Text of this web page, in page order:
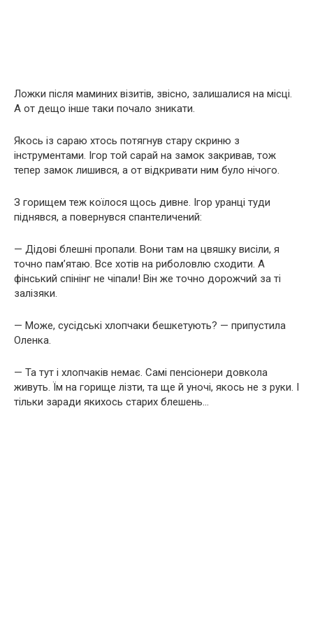
Ложки після маминих візитів, звісно, залишалися на місці.
А от дещо інше таки почало зникати.
Якось із сараю хтось потягнув стару скриню з
інструментами. Ігор той сарай на замок закривав, тож
тепер замок лишився, а от відкривати ним було нічого.
З горищем теж коїлося щось дивне. Ігор уранці туди
піднявся, а повернувся спантеличений:
— Дідові блешні пропали. Вони там на цвяшку висіли, я
точно пам’ятаю. Все хотів на риболовлю сходити. А
фінський спінінг не чіпали! Він же точно дорожчий за ті
залізяки.
— Може, сусідські хлопчаки бешкетують? — припустила
Оленка.
— Та тут і хлопчаків немає. Самі пенсіонери довкола
живуть. Їм на горище лізти, та ще й уночі, якось не з руки. І
тільки заради якихось старих блешень…